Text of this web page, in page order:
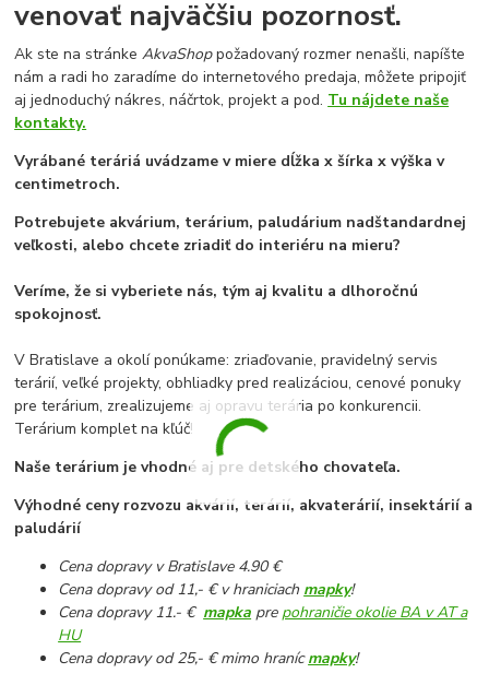
venovať najväčšiu pozornosť.
Ak ste na stránkeAkvaShoppožadovaný rozmer nenašli, napíšte
nám a radi ho zaradíme do internetového predaja, môžete pripojiť
aj jednoduchý nákres, náčrtok, projekt a pod. Tu nájdete naše
kontakty.
Vyrábané teráriá uvádzame v miere dĺžka x šírka x výška v
centimetroch.
Potrebujete akvárium, terárium, paludárium nadštandardnej
veľkosti, alebo chcete zriadiť do interiéru na mieru?
Veríme, že si vyberiete nás, tým aj kvalitu a dlhoročnú
spokojnosť.
V Bratislave a okolí ponúkame: zriaďovanie, pravidelný servis
terárií, veľké projekty, obhliadky pred realizáciou, cenové ponuky
pre terárium, zrealizujeme aj opravu terária po konkurencii.
Terárium komplet na kľúč!
Naše terárium je vhodné aj pre detského chovateľa.
Výhodné ceny rozvozu akvárií, terárií, akvaterárií, insektárií a
paludárií
Cena dopravy v Bratislave 4.90 €
Cena dopravy od 11,- € v hraniciach mapky!
Cena dopravy 11.- € mapka pre pohraničie okolie BA v AT a
HU
Cena dopravy od 25,- € mimo hranícmapky!